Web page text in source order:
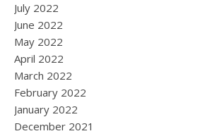
July 2022
June 2022
May 2022
April 2022
March 2022
February 2022
January 2022
December 2021